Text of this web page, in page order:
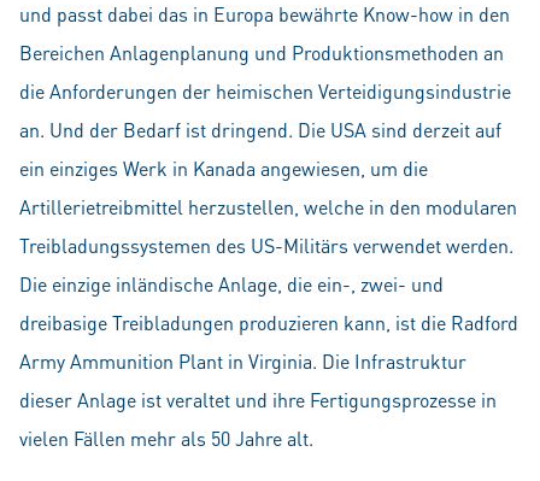
und passt dabei das in Europa bewährte Know-how in den
Bereichen Anlagenplanung und Produktionsmethoden an
die Anforderungen der heimischen Verteidigungsindustrie
an. Und der Bedarf ist dringend. Die USA sind derzeit auf
ein einziges Werk in Kanada angewiesen, um die
Artillerietreibmittel herzustellen, welche in den modularen
Treibladungssystemen des US-Militärs verwendet werden.
Die einzige inländische Anlage, die ein-, zwei- und
dreibasige Treibladungen produzieren kann, ist die Radford
Army Ammunition Plant in Virginia. Die Infrastruktur
dieser Anlage ist veraltet und ihre Fertigungsprozesse in
vielen Fällen mehr als 50 Jahre alt.